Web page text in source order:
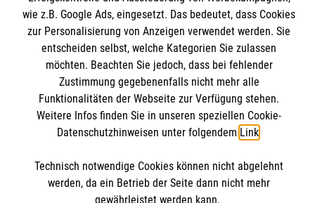
Datenschutz
Malteserorden
Malteser Jugend
Malteser International
Spendenkonto
Empfänger: Malteser Hilfsdienst e.V.
Bank: Pax-Bank für Kirche und Caritas eG
IBAN: DE54370601201201206010
BIC: GENODED1PA7
wie z.B. Google Ads, eingesetzt. Das bedeutet, dass Cookies
zur Personalisierung von Anzeigen verwendet werden. Sie
entscheiden selbst, welche Kategorien Sie zulassen
möchten. Beachten Sie jedoch, dass bei fehlender
Zustimmung gegebenenfalls nicht mehr alle
Funktionalitäten der Webseite zur Verfügung stehen.
Weitere Infos finden Sie in unseren speziellen Cookie-
Datenschutzhinweisen unter folgendem Link.
Technisch notwendige Cookies können nicht abgelehnt
werden, da ein Betrieb der Seite dann nicht mehr
gewährleistet werden kann.